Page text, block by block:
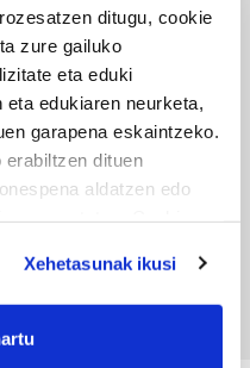
ditugu, cookie
zure gailuko
eta eduki
edukiaren neurketa,
garapena eskaintzeko.
dituen
aldatzen edo
to:
your geographical
Xehetasunak ikusi